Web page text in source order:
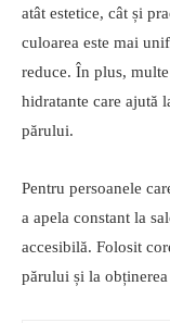
atât estetice, cât și
culoarea este mai
reduce. În plus,
hidratante care ajută
părului.
Pentru persoanele
a apela constant la
accesibilă. Folosit
părului și la